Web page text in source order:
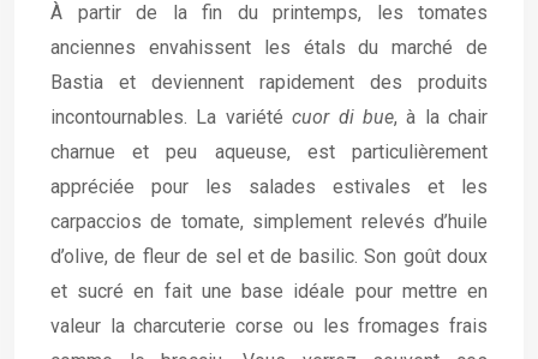
À partir de la fin du printemps, les tomates
anciennes envahissent les étals du marché de
Bastia et deviennent rapidement des produits
incontournables. La variétécuor di bue, à la chair
charnue et peu aqueuse, est particulièrement
appréciée pour les salades estivales et les
carpaccios de tomate, simplement relevés d’huile
d’olive, de fleur de sel et de basilic. Son goût doux
et sucré en fait une base idéale pour mettre en
valeur la charcuterie corse ou les fromages frais